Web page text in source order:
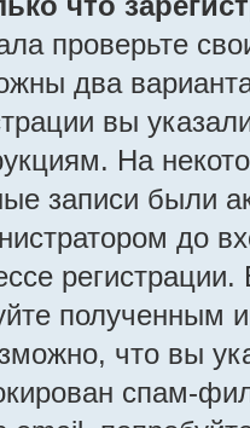
проверьте
два
вы
На
записи были
до
полученным
что вы
спам-